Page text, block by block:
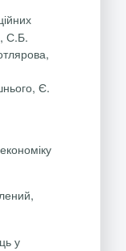
С.Б.
Є.
у